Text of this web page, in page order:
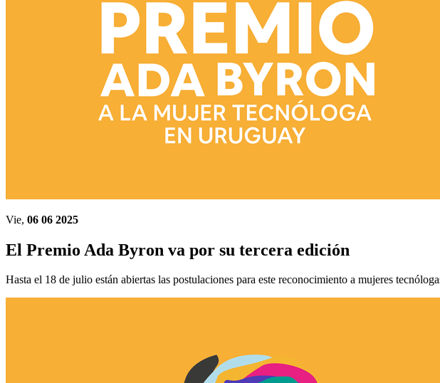
Vie, 06 06 2025
El Premio Ada Byron va por su tercera edición
Hasta el 18 de julio están abiertas las postulaciones para este reconocimiento a mujeres